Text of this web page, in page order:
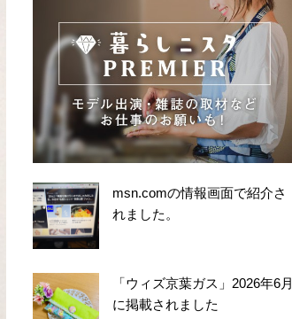
msn.comの情報画面で紹介さ
れました。
「ウィズ京葉ガス」2026年6月
に掲載されました